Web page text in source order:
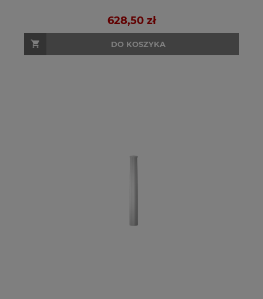
628,50 zł
DO KOSZYKA